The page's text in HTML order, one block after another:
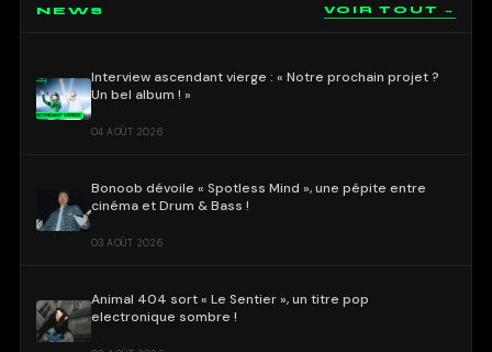
NEWS VOIR TOUT →
Interview ascendant vierge : « Notre prochain projet ?
Un bel album ! »
04 AOÛT 2026
Bonoob dévoile « Spotless Mind », une pépite entre
cinéma et Drum & Bass !
03 AOÛT 2026
Animal 404 sort « Le Sentier », un titre pop
electronique sombre !